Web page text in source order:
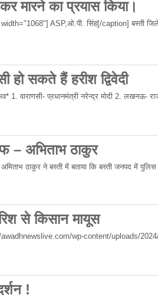
मारने का प्रयास किया।
ASP,ओ.पी. सिंह[/caption] बस्ती जिले
हो सकते हैं हरीश द्विवेदी
1. वाराणसी- प्रधानमंत्री नरेन्द्र मोदी 2. लखनऊ-
– अभिताभ ठाकुर
ठाकुर ने बस्ती में बताया कि बस्ती जनपद में पुलिस
से किसान मायूस
wp-content/uploads/
!